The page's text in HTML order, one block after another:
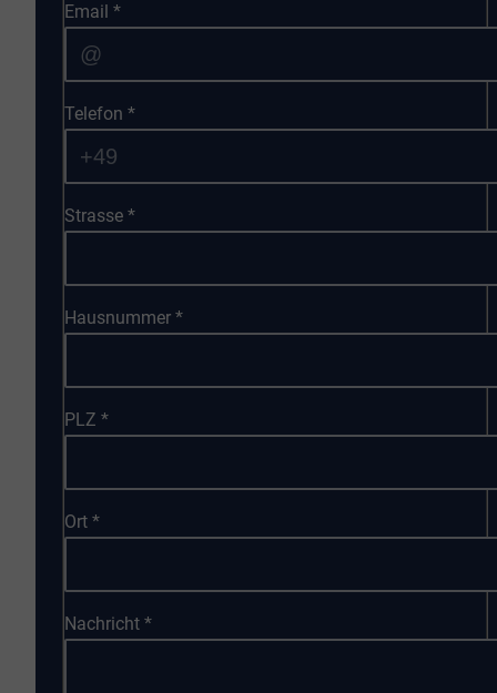
Email*
Telefon*
Strasse*
Hausnummer*
PLZ*
Ort*
Nachricht*